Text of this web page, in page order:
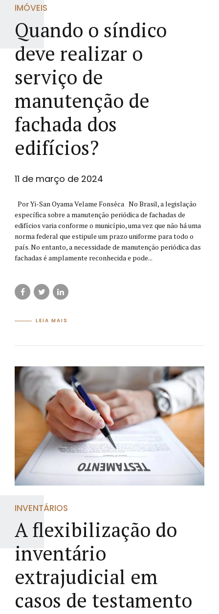
IMÓVEIS
Quando o síndico
deve realizar o
serviço de
manutenção de
fachada dos
edifícios?
11 de março de 2024
Por Yi-San Oyama Velame Fonsêca No Brasil, a legislação
específica sobre a manutenção periódica de fachadas de
edifícios varia conforme o município, uma vez que não há uma
norma federal que estipule um prazo uniforme para todo o
país. No entanto, a necessidade de manutenção periódica das
fachadas é amplamente reconhecida e pode...
LEIA MAIS
INVENTÁRIOS
A flexibilização do
inventário
extrajudicial em
casos de testamento